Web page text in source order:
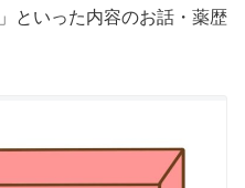
といった内容のお話・薬歴